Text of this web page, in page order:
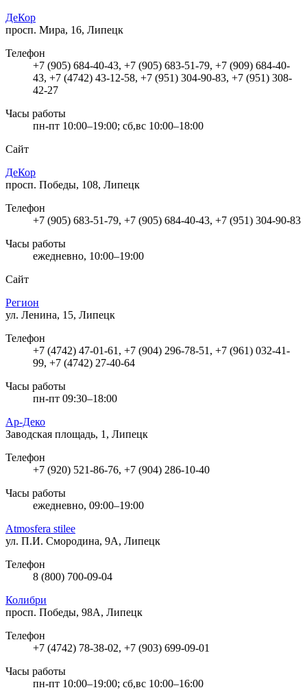
ДеКор
просп. Мира, 16, Липецк
Телефон
+7 (905) 684-40-43, +7 (905) 683-51-79, +7 (909) 684-40-
43, +7 (4742) 43-12-58, +7 (951) 304-90-83, +7 (951) 308-
42-27
Часы работы
пн-пт 10:00–19:00; сб,вс 10:00–18:00
Сайт
ДеКор
просп. Победы, 108, Липецк
Телефон
+7 (905) 683-51-79, +7 (905) 684-40-43, +7 (951) 304-90-83
Часы работы
ежедневно, 10:00–19:00
Сайт
Регион
ул. Ленина, 15, Липецк
Телефон
+7 (4742) 47-01-61, +7 (904) 296-78-51, +7 (961) 032-41-
99, +7 (4742) 27-40-64
Часы работы
пн-пт 09:30–18:00
Ар-Деко
Заводская площадь, 1, Липецк
Телефон
+7 (920) 521-86-76, +7 (904) 286-10-40
Часы работы
ежедневно, 09:00–19:00
Atmosfera stilee
ул. П.И. Смородина, 9А, Липецк
Телефон
8 (800) 700-09-04
Колибри
просп. Победы, 98А, Липецк
Телефон
+7 (4742) 78-38-02, +7 (903) 699-09-01
Часы работы
пн-пт 10:00–19:00; сб,вс 10:00–16:00